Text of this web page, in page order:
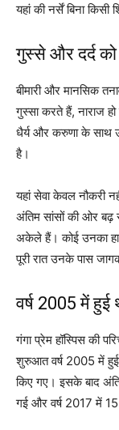
यहां की नर्सें बिना
गुस्से और दर्द को
बीमारी और मानसिक
गुस्सा करते हैं, नाराज
धैर्य और करुणा के साथ
है।
यहां सेवा केवल नौकरी
अंतिम सांसों की ओर बढ़
अकेले हैं। कोई उनका
पूरी रात उनके पास
वर्ष 2005 में
गंगा प्रेम हॉस्पिस की
शुरुआत वर्ष 2005 में
किए गए। इसके बाद
गई और वर्ष 2017 में 15